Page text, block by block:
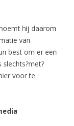
hij daarom
van
best om er een
voor te